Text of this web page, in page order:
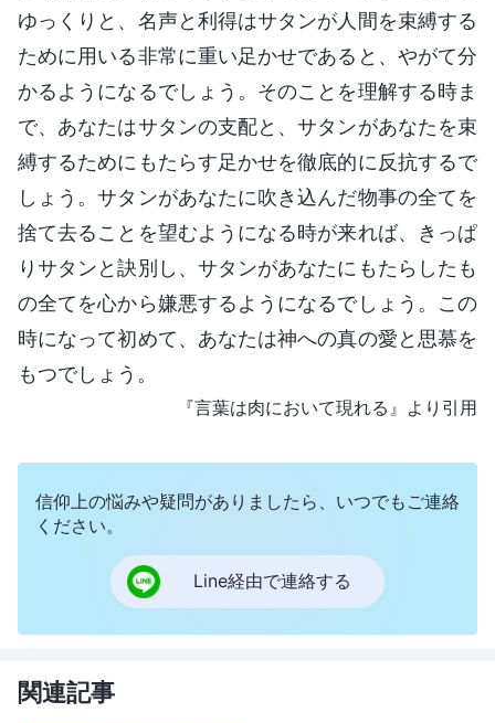
ゆっくりと、名声と利得はサタンが人間を束縛する
ために用いる非常に重い足かせであると、やがて分
かるようになるでしょう。そのことを理解する時ま
で、あなたはサタンの支配と、サタンがあなたを束
縛するためにもたらす足かせを徹底的に反抗するで
しょう。サタンがあなたに吹き込んだ物事の全てを
捨て去ることを望むようになる時が来れば、きっぱ
りサタンと訣別し、サタンがあなたにもたらしたも
の全てを心から嫌悪するようになるでしょう。この
時になって初めて、あなたは神への真の愛と思慕を
もつでしょう。
『言葉は肉において現れる』より引用
信仰上の悩みや疑問がありましたら、いつでもご連絡
ください。
Line経由で連絡する
関連記事